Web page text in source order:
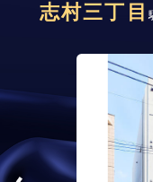
志村三丁目